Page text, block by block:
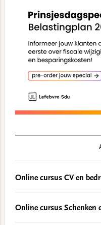
Online cursus CV en
Online cursus Schenken